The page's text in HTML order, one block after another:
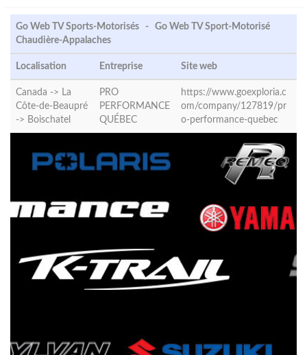
Go Web TV Sports-Motorisés - Go Web TV Sport-Motorisé
Chaudière-Appalaches
Localisation Entreprise Site web
Canada -> La
Côte-de-Beaupré
-> Boischatel
PRO
PERFORMANCE
QUÉBEC
https://www.goexploria.c
om/company/127819/pr
o-performance-quebec